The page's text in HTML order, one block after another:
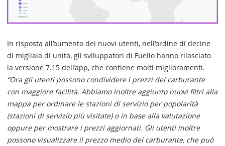
In risposta all’aumento dei nuovi utenti, nell’ordine di decine
di migliaia di unità, gli sviluppatori di Fuelio hanno rilasciato
la versione 7.15 dell’app, che contiene molti miglioramenti.
“Ora gli utenti possono condividere i prezzi del carburante
con maggiore facilità. Abbiamo inoltre aggiunto nuovi filtri alla
mappa per ordinare le stazioni di servizio per popolarità
(stazioni di servizio più visitate) o in base alla valutazione
oppure per mostrare i prezzi aggiornati. Gli utenti inoltre
possono visualizzare il prezzo medio del carburante, che può